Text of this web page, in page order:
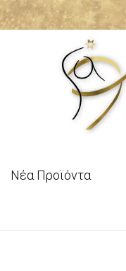
Νέα Προϊόντα